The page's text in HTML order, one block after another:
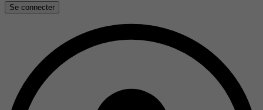
Se connecter